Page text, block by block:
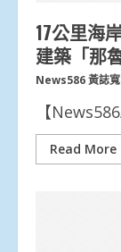
17公里海
建築「那
News586 黃誌
【
Read More